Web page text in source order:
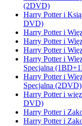
(2DVD)
Harry Potter i
DVD)
Harry Potter i
Harry Potter i
Harry Potter i
Harry Potter i
Specjalna
Harry Potter i
Specjalna (2DVD)
Harry Potter i
DVD)
Harry Potter i
Harry Potter i